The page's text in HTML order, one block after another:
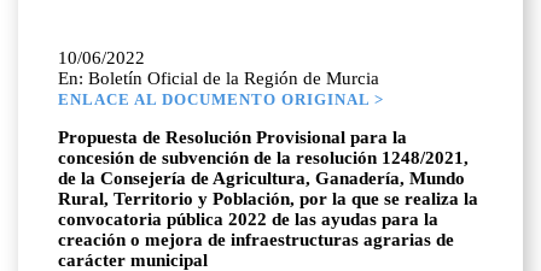
10/06/2022
En: Boletín Oficial de la Región de Murcia
ENLACE AL DOCUMENTO ORIGINAL >
Propuesta de Resolución Provisional para la
concesión de subvención de la resolución 1248/2021,
de la Consejería de Agricultura, Ganadería, Mundo
Rural, Territorio y Población, por la que se realiza la
convocatoria pública 2022 de las ayudas para la
creación o mejora de infraestructuras agrarias de
carácter municipal